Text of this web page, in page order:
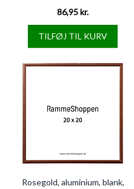
86,95 kr.
TILFØJ TIL KURV
Rosegold, aluminium, blank,